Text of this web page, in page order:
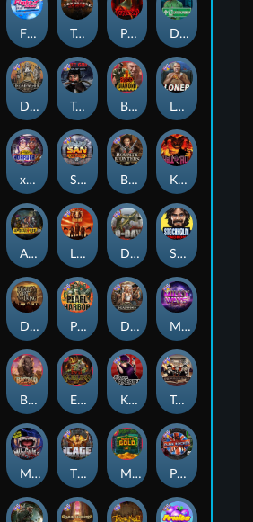
Kill Em All
Blood Diamond
Dead Men Walking
Tombstone Slaughter
Munchies
Stockholm Syndrome
Apocalypse Super xNudge
Deadwood R.I.P Loner
Tombstone No Mercy
The Cage
xWays Hoarder 2 Bounty Hunters xNudge®
Monkey's Gold xPays
Flight Mode
Little Bighorn
Evil Goblins xBomb
San Quentin xWays
Possessed
Deadwood xNudge
Disturbed
Buffalo Hunter
Punk Rocker
Milky Ways
Pearl Harbor
True Grit Redemption
Karen Maneater
D Day